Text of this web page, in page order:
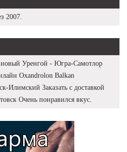
2007.
новый Уренгой - Югра-Самотлор
Oxandrolon Balkan
Илимский Заказать с доставкой
Очень понравился вкус.